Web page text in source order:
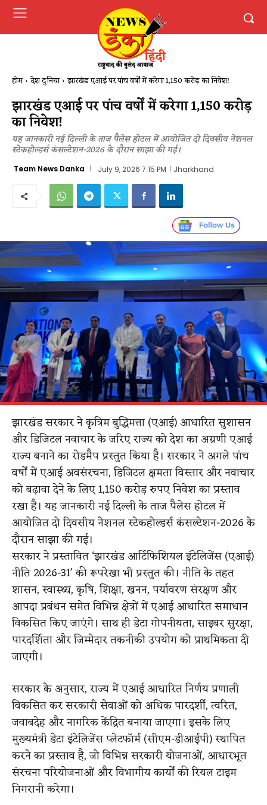
होम देश दुनिया झारखंड एआई पर पांच वर्षों में करेगा 1,150 करोड़ का निवेश!
झारखंड एआई पर पांच वर्षों में करेगा 1,150 करोड़
का निवेश!
यह जानकारी नई दिल्ली के ताज पैलेस होटल में आयोजित दो दिवसीय नेशनल
स्टेकहोल्डर्स कंसल्टेशन-2026 के दौरान साझा की गई।
Team News Danka July 9, 2026 7:15 PM Jharkhand
झारखंड सरकार ने कृत्रिम बुद्धिमत्ता (एआई) आधारित सुशासन
और डिजिटल नवाचार के जरिए राज्य को देश का अग्रणी एआई
राज्य बनाने का रोडमैप प्रस्तुत किया है। सरकार ने अगले पांच
वर्षों में एआई अवसंरचना, डिजिटल क्षमता विस्तार और नवाचार
को बढ़ावा देने के लिए 1,150 करोड़ रुपए निवेश का प्रस्ताव
रखा है। यह जानकारी नई दिल्ली के ताज पैलेस होटल में
आयोजित दो दिवसीय नेशनल स्टेकहोल्डर्स कंसल्टेशन-2026 के
दौरान साझा की गई।
सरकार ने प्रस्तावित ‘झारखंड आर्टिफिशियल इंटेलिजेंस (एआई)
नीति 2026-31’ की रूपरेखा भी प्रस्तुत की। नीति के तहत
शासन, स्वास्थ्य, कृषि, शिक्षा, खनन, पर्यावरण संरक्षण और
आपदा प्रबंधन समेत विभिन्न क्षेत्रों में एआई आधारित समाधान
विकसित किए जाएंगे। साथ ही डेटा गोपनीयता, साइबर सुरक्षा,
पारदर्शिता और जिम्मेदार तकनीकी उपयोग को प्राथमिकता दी
जाएगी।
सरकार के अनुसार, राज्य में एआई आधारित निर्णय प्रणाली
विकसित कर सरकारी सेवाओं को अधिक पारदर्शी, त्वरित,
जवाबदेह और नागरिक केंद्रित बनाया जाएगा। इसके लिए
मुख्यमंत्री डेटा इंटेलिजेंस प्लेटफॉर्म (सीएम-डीआईपी) स्थापित
करने का प्रस्ताव है, जो विभिन्न सरकारी योजनाओं, आधारभूत
संरचना परियोजनाओं और विभागीय कार्यों की रियल टाइम
निगरानी करेगा।